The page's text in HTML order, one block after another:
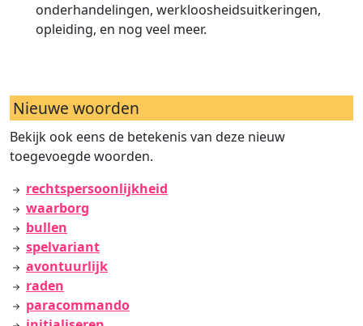
onderhandelingen, werkloosheidsuitkeringen,
opleiding, en nog veel meer.
Nieuwe woorden
Bekijk ook eens de betekenis van deze nieuw
toegevoegde woorden.
rechtspersoonlijkheid
waarborg
bullen
spelvariant
avontuurlijk
raden
paracommando